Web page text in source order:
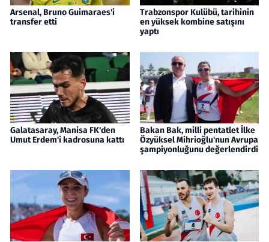
Arsenal, Bruno Guimaraes'i
transfer etti
Trabzonspor Kulübü, tarihinin
en yüksek kombine satışını
yaptı
Galatasaray, Manisa FK'den
Umut Erdem'i kadrosuna kattı
Bakan Bak, milli pentatlet İlke
Özyüksel Mihrioğlu'nun Avrupa
şampiyonluğunu değerlendirdi